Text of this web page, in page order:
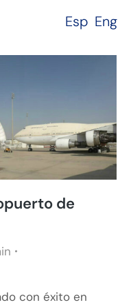
Esp Eng
de
con éxito en